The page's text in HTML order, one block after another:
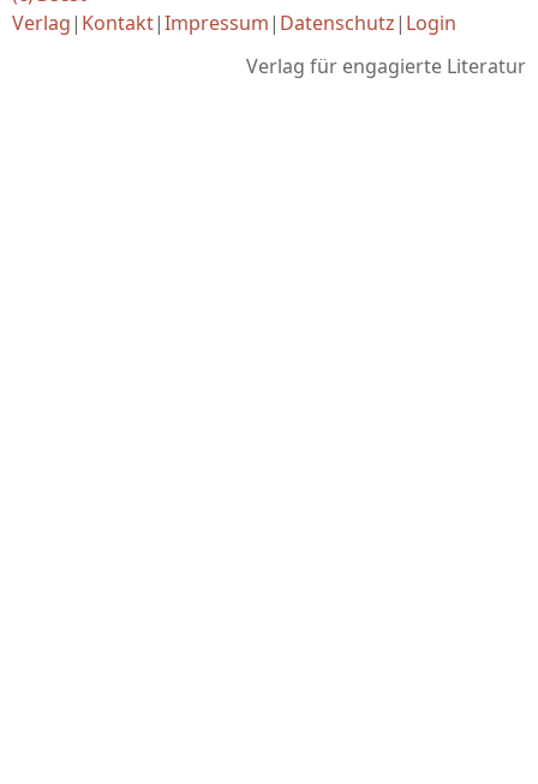
Verlag| Kontakt|Impressum| Datenschutz| Login
Verlag für engagierte Literatur